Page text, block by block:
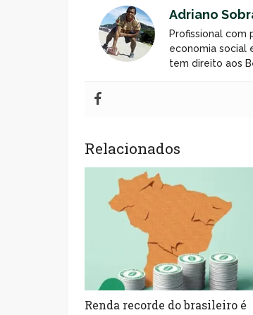
Adriano
Profissional com
economia social
tem direito aos
Relacionados
Renda recorde do brasileiro é